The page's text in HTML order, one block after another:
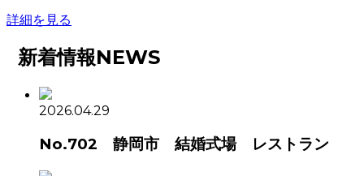
詳細を見る
新着情報NEWS
2026.04.29
No.702 静岡市 結婚式場 レストラン